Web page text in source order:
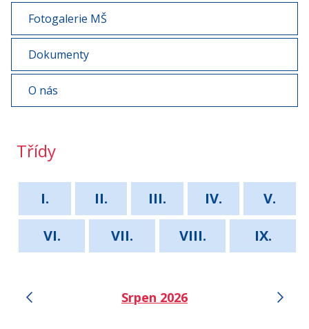
Fotogalerie MŠ
Dokumenty
O nás
Třídy
I. II. III. IV.
V.
VI.
VII. VIII. IX.
Srpen 2026